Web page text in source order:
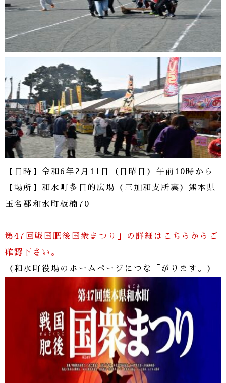
【日時】令和6年2月11日（日曜日）午前10時から
【場所】和水町多目的広場（三加和支所裏）熊本県
玉名郡和水町板楠70
第47回戦国肥後国衆まつり」の詳細はこちらからご
確認下さい。
（和水町役場のホームページにつな「がります。）